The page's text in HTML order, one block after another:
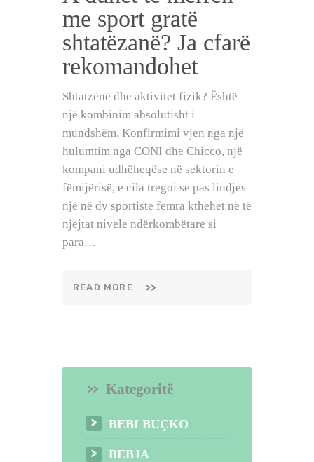
me sport gratë
shtatëzanë? Ja cfarë
rekomandohet
Shtatzënë dhe aktivitet fizik? Është
një kombinim absolutisht i
mundshëm. Konfirmimi vjen nga një
hulumtim nga CONI dhe Chicco, një
kompani udhëheqëse në sektorin e
fëmijërisë, e cila tregoi se pas lindjes
një në dy sportiste femra kthehet në të
njëjtat nivele ndërkombëtare si
para…
READ MORE
Kategoritë
BEBI BUÇKO
BEBJA